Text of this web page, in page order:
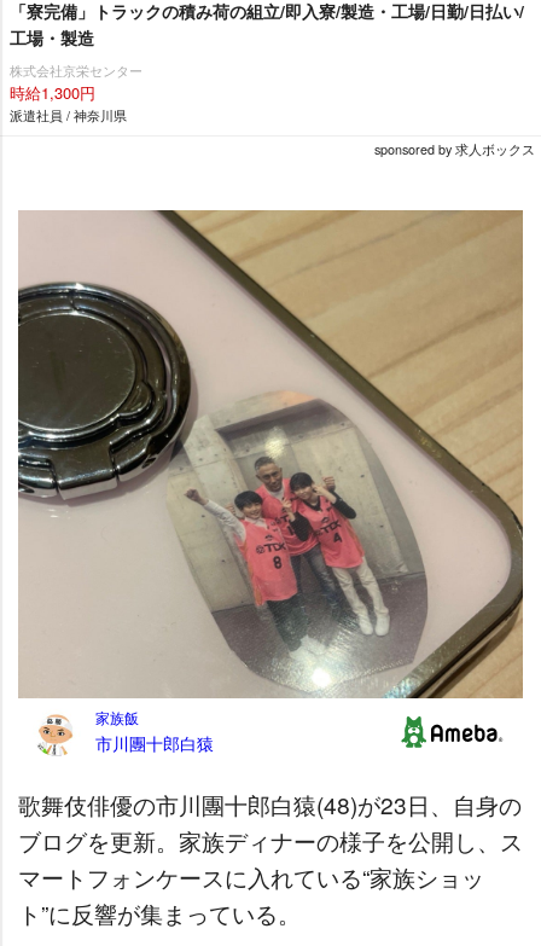
「寮完備」トラックの積み荷の組立/即入寮/製造・工場/日勤/日払い/
工場・製造
株式会社京栄センター
時給1,300円
派遣社員 / 神奈川県
sponsored by 求人ボックス
歌舞伎俳優の市川團十郎白猿(48)が23日、自身の
ブログを更新。家族ディナーの様子を公開し、ス
マートフォンケースに入れている“家族ショッ
ト”に反響が集まっている。